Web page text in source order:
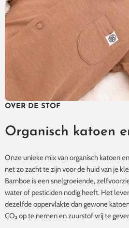
OVER DE STOF
Organisch katoen
Onze unieke mix van organisch katoen
net zo zacht te zijn voor de huid van je
Bamboe is een snelgroeiende,
water of pesticiden nodig heeft. Het
dezelfde oppervlakte dan gewone
CO₂ op te nemen en zuurstof vrij te